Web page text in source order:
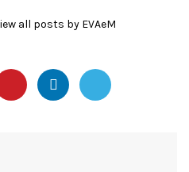
all posts by EVAeM